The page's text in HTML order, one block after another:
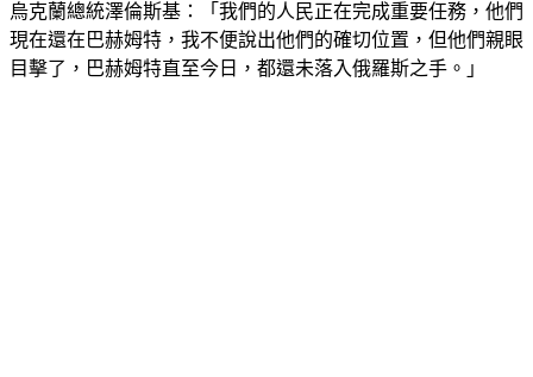
烏克蘭總統澤倫斯基：「我們的人民正在完成重要任務，他們
現在還在巴赫姆特，我不便說出他們的確切位置，但他們親眼
目擊了，巴赫姆特直至今日，都還未落入俄羅斯之手。」